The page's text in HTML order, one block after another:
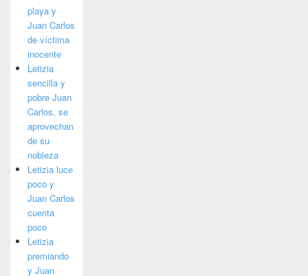
playa y
Juan Carlos
de víctima
inocente
Letizia
sencilla y
pobre Juan
Carlos, se
aprovechan
de su
nobleza
Letizia luce
poco y
Juan Carlos
cuenta
poco
Letizia
premiando
y Juan